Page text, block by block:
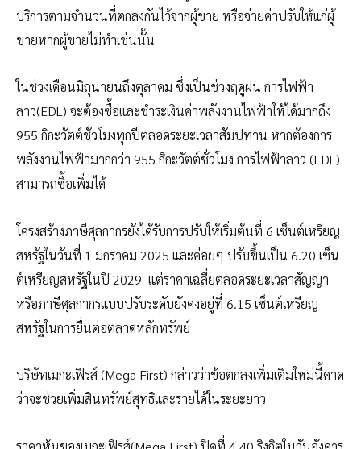
บริการตามจำนวนที่ตกลงกันไว้จากผู้ขาย หรือจ่ายค่าปรับให้แก่ผู้
ขายหากผู้ขายไม่ทำเช่นนั้น
ในช่วงเดือนมิถุนายนถึงตุลาคม ซึ่งเป็นช่วงฤดูฝน การไฟฟ้า
ลาว(EDL) จะต้องซื้อและชำระเงินค่าพลังงานไฟฟ้าให้ได้มากถึง
955 กิกะวัตต์ชั่วโมงทุกปีตลอดระยะเวลาสัมปทาน หากต้องการ
พลังงานไฟฟ้ามากกว่า 955 กิกะวัตต์ชั่วโมง การไฟฟ้าลาว (EDL)
สามารถซื้อเพิ่มได้
โครงสร้างภาษีศุลกากรยังได้รับการปรับให้เริ่มต้นที่ 6 เซ็นต์เหรียญ
สหรัฐในวันที่ 1 มกราคม 2025 และค่อยๆ ปรับขึ้นเป็น 6.20 เซ็น
ต์เหรียญสหรัฐในปี 2029 แต่ราคาเฉลี่ยตลอดระยะเวลาสัญญา
หรือภาษีศุลกากรแบบปรับระดับยังคงอยู่ที่ 6.15 เซ็นต์เหรียญ
สหรัฐในการยื่นต่อตลาดหลักทรัพย์
บริษัทเมกะเฟิรส์ (Mega First) กล่าวว่าข้อตกลงเพิ่มเติมใหม่นี้คาด
ว่าจะช่วยเพิ่มสินทรัพย์สุทธิและรายได้ในระยะยาว